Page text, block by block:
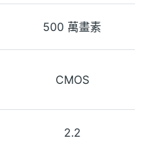
500 萬畫素
CMOS
2.2